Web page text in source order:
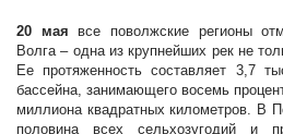
20 мая все поволжские регионы
Волга – одна из крупнейших рек не
Ее протяженность составляет 3,7
бассейна, занимающего восемь
миллиона квадратных километров. В
половина всех сельхозугодий и